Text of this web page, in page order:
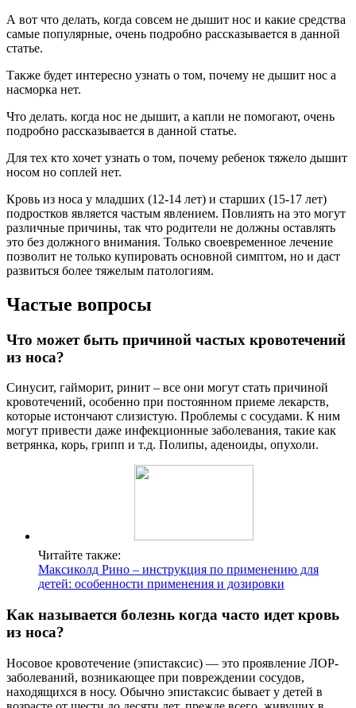
А вот что делать, когда совсем не дышит нос и какие средства
самые популярные, очень подробно рассказывается в данной
статье.
Также будет интересно узнать о том, почему не дышит нос а
насморка нет.
Что делать. когда нос не дышит, а капли не помогают, очень
подробно рассказывается в данной статье.
Для тех кто хочет узнать о том, почему ребенок тяжело дышит
носом но соплей нет.
Кровь из носа у младших (12-14 лет) и старших (15-17 лет)
подростков является частым явлением. Повлиять на это могут
различные причины, так что родители не должны оставлять
это без должного внимания. Только своевременное лечение
позволит не только купировать основной симптом, но и даст
развиться более тяжелым патологиям.
Частые вопросы
Что может быть причиной частых кровотечений
из носа?
Синусит, гайморит, ринит – все они могут стать причиной
кровотечений, особенно при постоянном приеме лекарств,
которые истончают слизистую. Проблемы с сосудами. К ним
могут привести даже инфекционные заболевания, такие как
ветрянка, корь, грипп и т.д. Полипы, аденоиды, опухоли.
Читайте также:
Максиколд Рино – инструкция по применению для
детей: особенности применения и дозировки
Как называется болезнь когда часто идет кровь
из носа?
Носовое кровотечение (эпистаксис) — это проявление ЛОР-
заболеваний, возникающее при повреждении сосудов,
находящихся в носу. Обычно эпистаксис бывает у детей в